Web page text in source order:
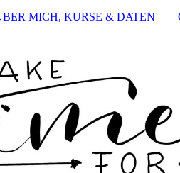
MICH, KURSE & DATEN